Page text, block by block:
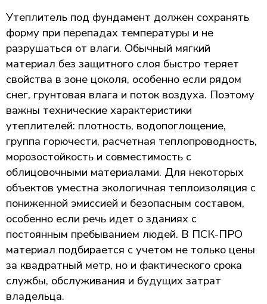
Утеплитель под фундамент должен сохранять
форму при перепадах температуры и не
разрушаться от влаги. Обычный мягкий
материал без защитного слоя быстро теряет
свойства в зоне цоколя, особенно если рядом
снег, грунтовая влага и поток воздуха. Поэтому
важны технические характеристики
утеплителей: плотность, водопоглощение,
группа горючести, расчетная теплопроводность,
морозостойкость и совместимость с
облицовочными материалами. Для некоторых
объектов уместна экологичная теплоизоляция с
пониженной эмиссией и безопасным составом,
особенно если речь идет о зданиях с
постоянным пребыванием людей. В ПСК-ПРО
материал подбирается с учетом не только цены
за квадратный метр, но и фактического срока
службы, обслуживания и будущих затрат
владельца.